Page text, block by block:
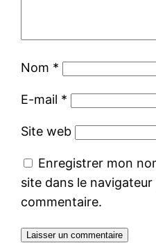
Nom *
E-mail *
Site web
Enregistrer mon
site dans le
commentaire.